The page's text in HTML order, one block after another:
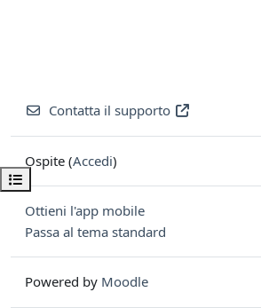
Apri indice del corso
Contatta il supporto
Ospite (Accedi)
Ottieni l'app mobile
Passa al tema standard
Powered by Moodle